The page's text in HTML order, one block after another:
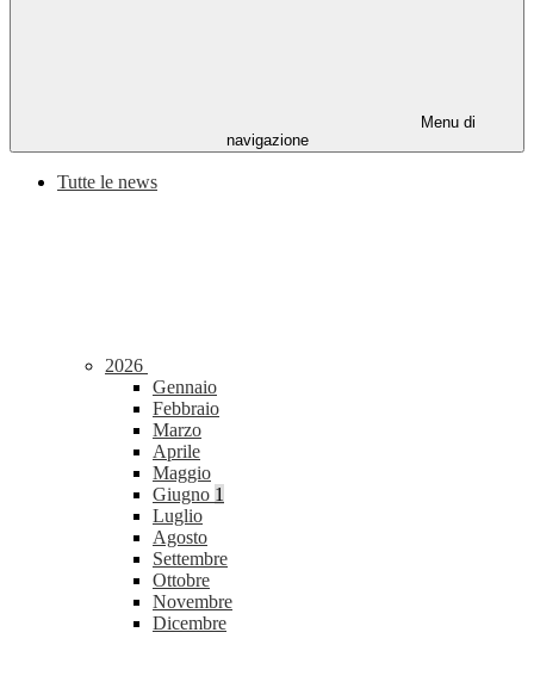
Menu di
navigazione
Tutte le news
2026
Gennaio
Febbraio
Marzo
Aprile
Maggio
Giugno 1
Luglio
Agosto
Settembre
Ottobre
Novembre
Dicembre